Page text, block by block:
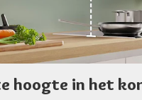
hoogte in het